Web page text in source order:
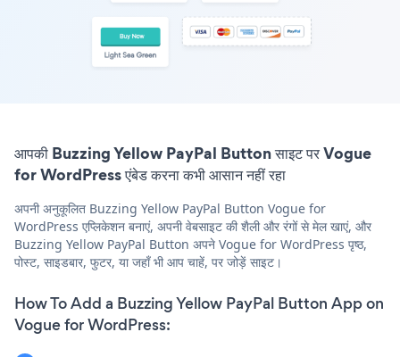
आपकी Buzzing Yellow PayPal Button साइट पर Vogue
for WordPress एंबेड करना कभी आसान नहीं रहा
अपनी अनुकूलित Buzzing Yellow PayPal Button Vogue for
WordPress एप्लिकेशन बनाएं, अपनी वेबसाइट की शैली और रंगों से मेल खाएं, और
Buzzing Yellow PayPal Button अपने Vogue for WordPress पृष्ठ,
पोस्ट, साइडबार, फुटर, या जहाँ भी आप चाहें, पर जोड़ें साइट।
How To Add a Buzzing Yellow PayPal Button App on
Vogue for WordPress: